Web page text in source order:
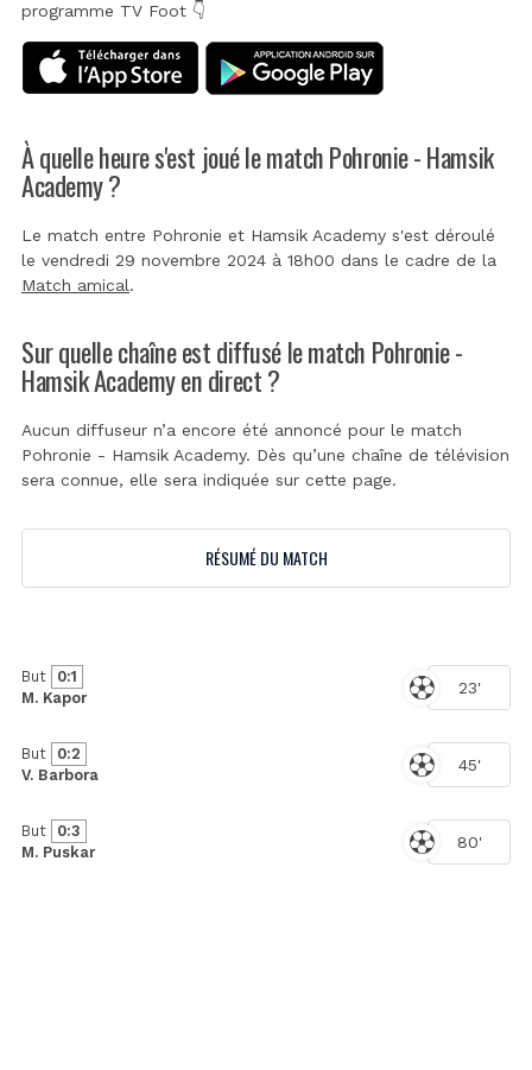
programme TV Foot 👇
À quelle heure s'est joué le match Pohronie - Hamsik
Academy ?
Le match entre Pohronie et Hamsik Academy s'est déroulé
le vendredi 29 novembre 2024 à 18h00 dans le cadre de la
Match amical.
Sur quelle chaîne est diffusé le match Pohronie -
Hamsik Academy en direct ?
Aucun diffuseur n’a encore été annoncé pour le match
Pohronie - Hamsik Academy. Dès qu’une chaîne de télévision
sera connue, elle sera indiquée sur cette page.
RÉSUMÉ DU MATCH
23'
But
0:1
M. Kapor
45'
But
0:2
V. Barbora
80'
But
0:3
M. Puskar